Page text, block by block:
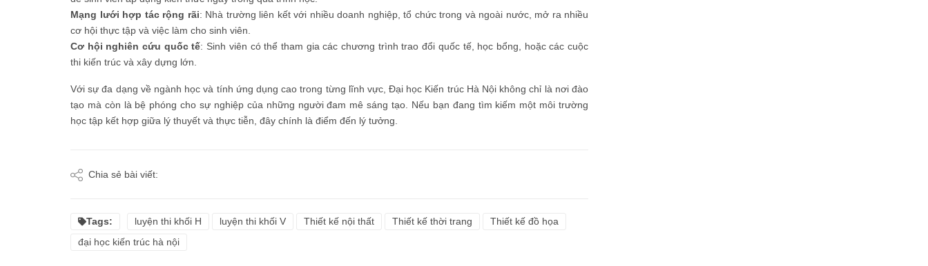
Mạng lưới hợp tác rộng rãi: Nhà trường liên kết với nhiều doanh nghiệp, tổ chức trong và ngoài nước, mở ra nhiều
cơ hội thực tập và việc làm cho sinh viên.
Cơ hội nghiên cứu quốc tế: Sinh viên có thể tham gia các chương trình trao đổi quốc tế, học bổng, hoặc các cuộc
thi kiến trúc và xây dựng lớn.
Với sự đa dạng về ngành học và tính ứng dụng cao trong từng lĩnh vực, Đại học Kiến trúc Hà Nội không chỉ là nơi đào
tạo mà còn là bệ phóng cho sự nghiệp của những người đam mê sáng tạo. Nếu bạn đang tìm kiếm một môi trường
học tập kết hợp giữa lý thuyết và thực tiễn, đây chính là điểm đến lý tưởng.
Chia sẻ bài viết:
Tags: luyện thi khối H luyện thi khối V Thiết kế nội thất Thiết kế thời trang
Thiết kế đồ họa
đại học kiến trúc hà nội